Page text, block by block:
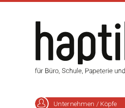
Unternehmen / Köpfe